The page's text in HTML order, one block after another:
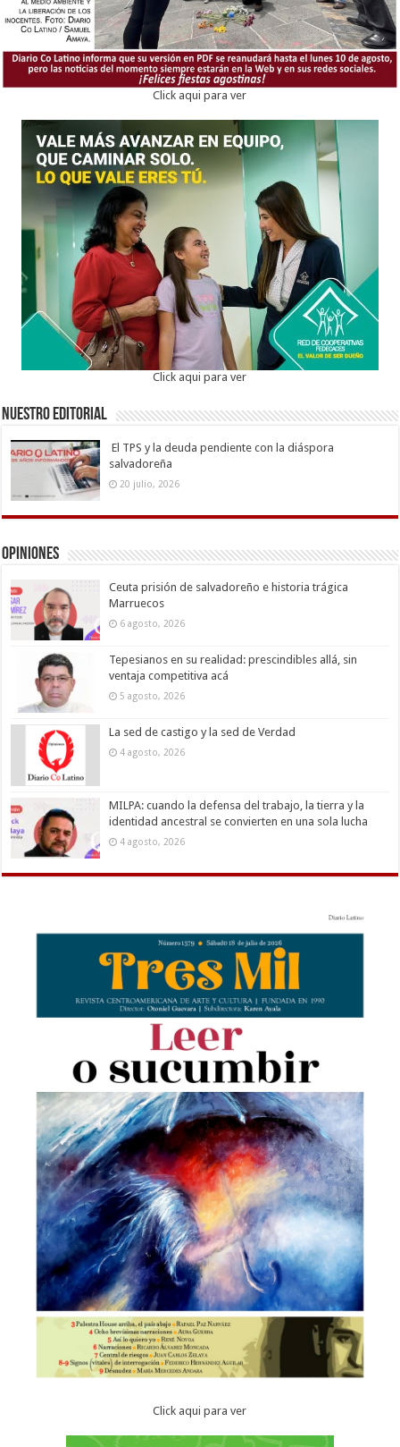
Click aqui para ver
Click aqui para ver
Nuestro Editorial
El TPS y la deuda pendiente con la diáspora
salvadoreña
20 julio, 2026
Opiniones
Ceuta prisión de salvadoreño e historia trágica
Marruecos
6 agosto, 2026
Tepesianos en su realidad: prescindibles allá, sin
ventaja competitiva acá
5 agosto, 2026
La sed de castigo y la sed de Verdad
4 agosto, 2026
MILPA: cuando la defensa del trabajo, la tierra y la
identidad ancestral se convierten en una sola lucha
4 agosto, 2026
Click aqui para ver